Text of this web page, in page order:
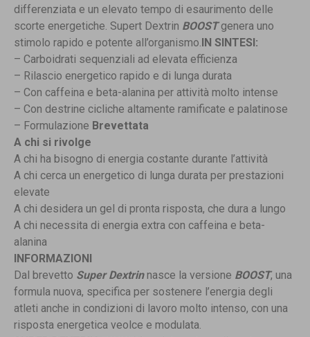
differenziata e un elevato tempo di esaurimento delle
scorte energetiche. Supert Dextrin BOOSTgenera uno
stimolo rapido e potente all’organismo.IN SINTESI:
– Carboidrati sequenziali ad elevata efficienza
– Rilascio energetico rapido e di lunga durata
– Con caffeina e beta-alanina per attività molto intense
– Con destrine cicliche altamente ramificate e palatinose
– Formulazione Brevettata
A chi si rivolge
A chi ha bisogno di energia costante durante l’attività
A chi cerca un energetico di lunga durata per prestazioni
elevate
A chi desidera un gel di pronta risposta, che dura a lungo
A chi necessita di energia extra con caffeina e beta-
alanina
INFORMAZIONI
Dal brevetto Super Dextrinnasce la versione BOOST, una
formula nuova, specifica per sostenere l’energia degli
atleti anche in condizioni di lavoro molto intenso, con una
risposta energetica veolce e modulata.